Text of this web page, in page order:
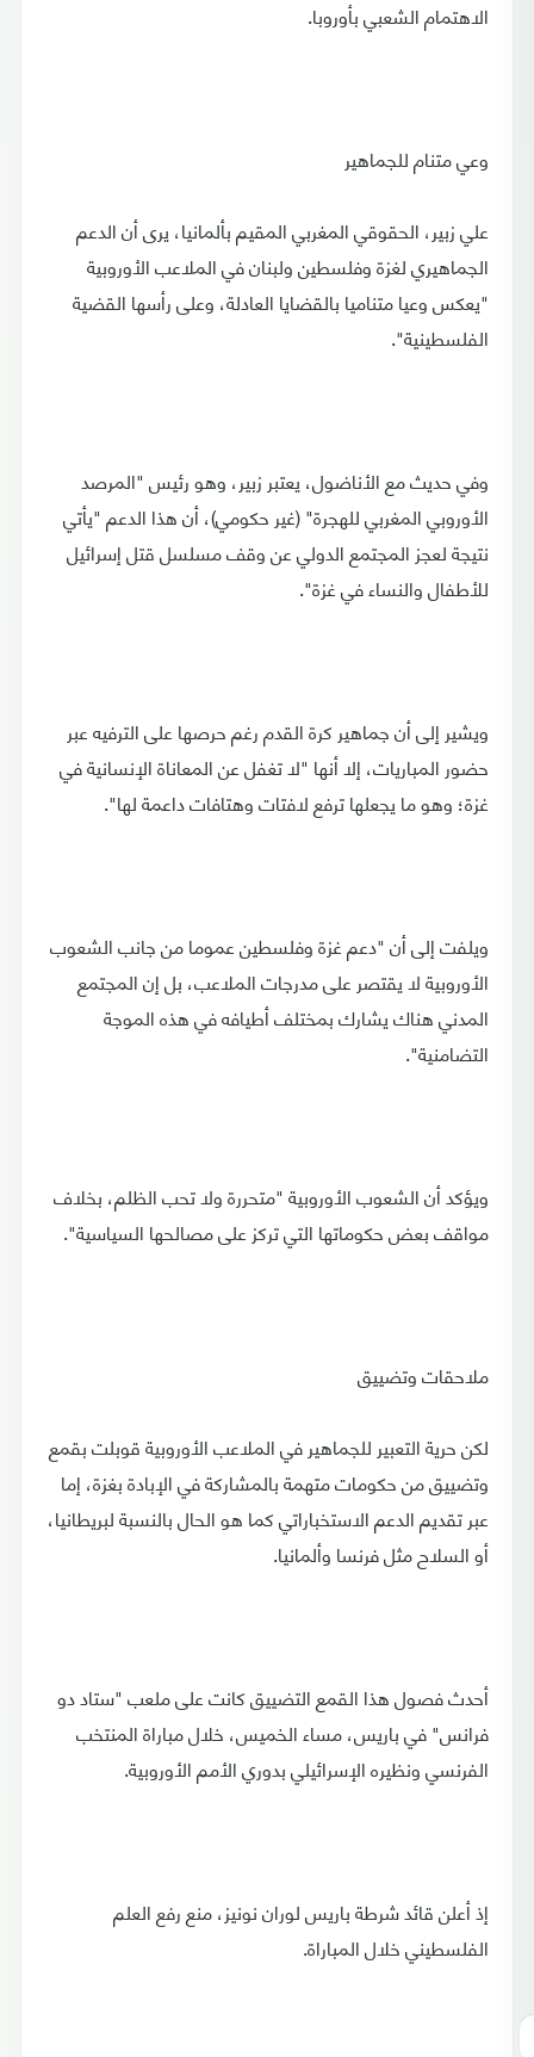
الاهتمام الشعبي بأوروبا.
وعي متنام للجماهير
علي زبير، الحقوقي المغربي المقيم بألمانيا، يرى أن الدعم
الجماهيري لغزة وفلسطين ولبنان في الملاعب الأوروبية
"يعكس وعيا متناميا بالقضايا العادلة، وعلى رأسها القضية
الفلسطينية".
وفي حديث مع الأناضول، يعتبر زبير، وهو رئيس "المرصد
الأوروبي المغربي للهجرة" (غير حكومي)، أن هذا الدعم "يأتي
نتيجة لعجز المجتمع الدولي عن وقف مسلسل قتل إسرائيل
للأطفال والنساء في غزة".
ويشير إلى أن جماهير كرة القدم رغم حرصها على الترفيه عبر
حضور المباريات، إلا أنها "لا تغفل عن المعاناة الإنسانية في
غزة؛ وهو ما يجعلها ترفع لافتات وهتافات داعمة لها".
ويلفت إلى أن "دعم غزة وفلسطين عموما من جانب الشعوب
الأوروبية لا يقتصر على مدرجات الملاعب، بل إن المجتمع
المدني هناك يشارك بمختلف أطيافه في هذه الموجة
التضامنية".
ويؤكد أن الشعوب الأوروبية "متحررة ولا تحب الظلم، بخلاف
مواقف بعض حكوماتها التي تركز على مصالحها السياسية".
ملاحقات وتضييق
لكن حرية التعبير للجماهير في الملاعب الأوروبية قوبلت بقمع
وتضييق من حكومات متهمة بالمشاركة في الإبادة بغزة، إما
عبر تقديم الدعم الاستخباراتي كما هو الحال بالنسبة لبريطانيا،
أو السلاح مثل فرنسا وألمانيا.
أحدث فصول هذا القمع التضييق كانت على ملعب "ستاد دو
فرانس" في باريس، مساء الخميس، خلال مباراة المنتخب
الفرنسي ونظيره الإسرائيلي بدوري الأمم الأوروبية.
إذ أعلن قائد شرطة باريس لوران نونيز، منع رفع العلم
الفلسطيني خلال المباراة.